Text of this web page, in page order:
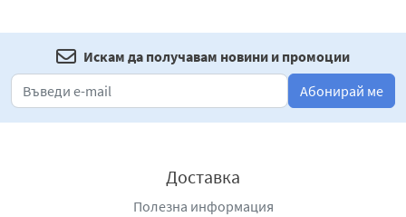
Искам да получавам новини и промоции
Абонирай ме
Доставка
Полезна информация